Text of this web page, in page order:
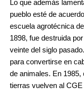
Lo que además
pueblo esté de
escuela agrotécnica
1898, fue destruida
veinte del siglo
para convertirse en
de animales. En
tierras vuelven al